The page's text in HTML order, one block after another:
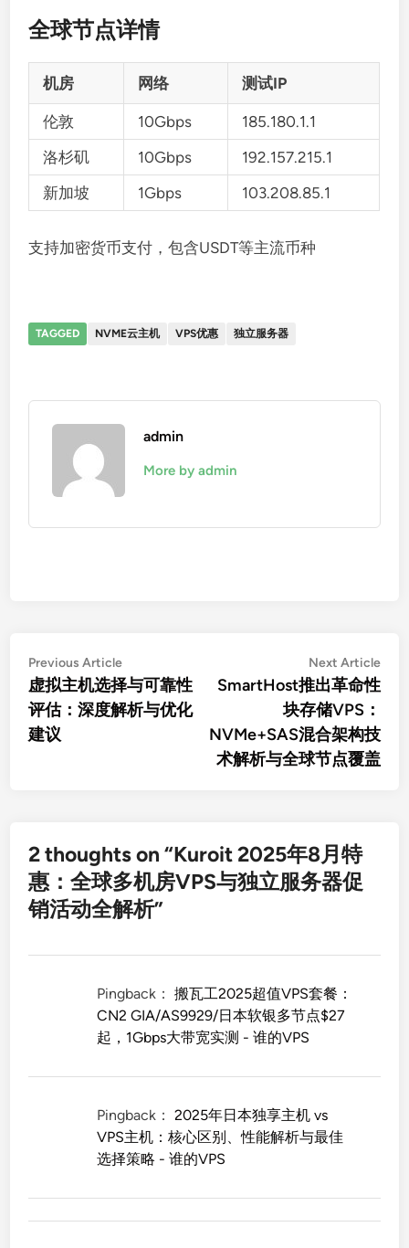
全球节点详情
机房 网络 测试IP
伦敦 10Gbps
185.180.1.1
洛杉矶
10Gbps
192.157.215.1
新加坡
1Gbps 103.208.85.1
支持加密货币支付，包含USDT等主流币种
TAGGED NVME云主机 VPS优惠 独立服务器
admin
More by admin
文
章
导
航
Previous ArticlePrevious
article:
虚拟主机选择与可靠性
评估：深度解析与优化
建议
Next Article
SmartHost推出革命性
块存储VPS：
NVMe+SAS混合架构技
术解析与全球节点覆盖
2 thoughts on “Kuroit 2025年8月特
惠：全球多机房VPS与独立服务器促
销活动全解析”
Pingback：搬瓦工2025超值VPS套餐：
CN2 GIA/AS9929/日本软银多节点$27
起，1Gbps大带宽实测 - 谁的VPS
Pingback：2025年日本独享主机 vs
VPS主机：核心区别、性能解析与最佳
选择策略 - 谁的VPS